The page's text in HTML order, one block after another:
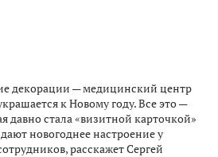
декорации — медицинский центр
к Новому году. Все это —
давно стала «визитной карточкой»
новогоднее настроение у
расскажет Сергей